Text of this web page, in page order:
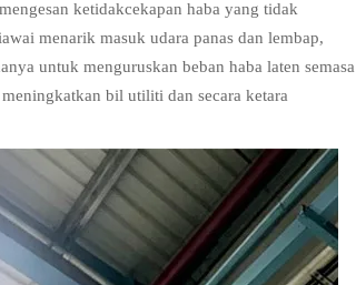
ketidakcekapan haba yang tidak
menarik masuk udara panas dan lembap,
untuk menguruskan beban haba laten semasa
bil utiliti dan secara ketara